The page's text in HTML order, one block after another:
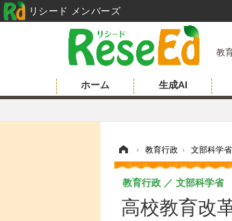
教
ホーム 生成AI
› 教育行政 › 文部科学省
高校教育改
教育行政 文部科学省
リシード メンバーズ